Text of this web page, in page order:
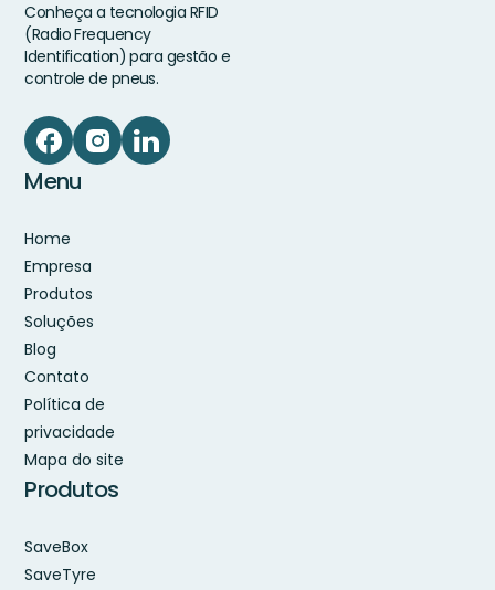
Conheça a tecnologia RFID
(Radio Frequency
Identification) para gestão e
controle de pneus.
Menu
Home
Empresa
Produtos
Soluções
Blog
Contato
Política de
privacidade
Mapa do site
Produtos
SaveBox
SaveTyre